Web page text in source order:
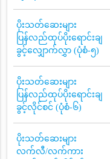
ပိုးသတ်ဆေးများ
ပြန်လည်ထုပ်ပိုးရောင်းချ
ခွင့်လျှောက်လွှာ (ပုံစံ-၅)
ပိုးသတ်ဆေးများ
ပြန်လည်ထုပ်ပိုးရောင်းချ
ခွင့်လိုင်စင် (ပုံစံ-၆)
ပိုးသတ်ဆေးများ
လက်လီ/လက်ကား